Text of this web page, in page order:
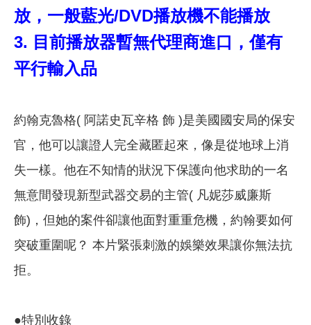
放，一般藍光/DVD播放機不能播放
3. 目前播放器暫無代理商進口，僅有
平行輸入品
約翰克魯格( 阿諾史瓦辛格 飾 )是美國國安局的保安
官，他可以讓證人完全藏匿起來，像是從地球上消
失一樣。他在不知情的狀況下保護向他求助的一名
無意間發現新型武器交易的主管( 凡妮莎威廉斯
飾)，但她的案件卻讓他面對重重危機，約翰要如何
突破重圍呢？ 本片緊張刺激的娛樂效果讓你無法抗
拒。
●特別收錄